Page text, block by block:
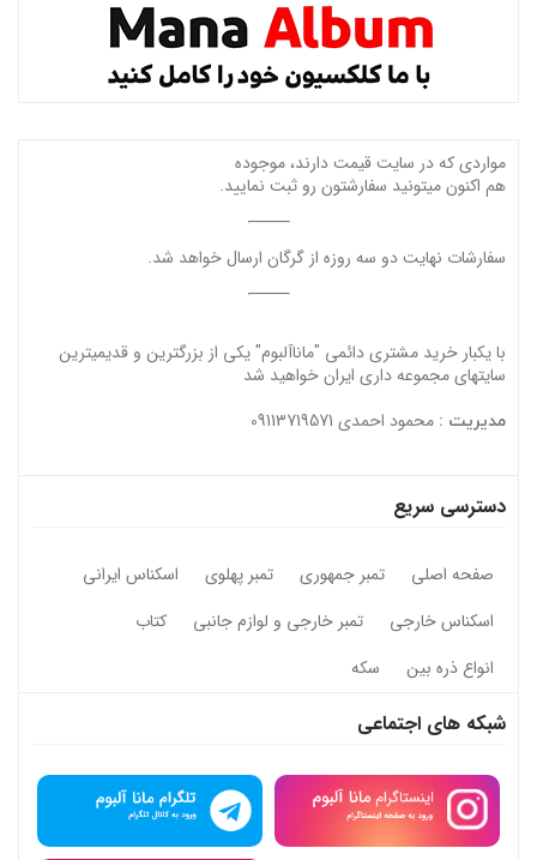
مواردی که در سایت قیمت دارند، موجوده
هم اکنون میتونید سفارشتون رو ثبت نمایید.
سفارشات نهایت دو سه روزه از گرگان ارسال خواهد شد.
با یکبار خرید مشتری دائمی "ماناآلبوم" یکی از بزرگترین و قدیمیترین
سایتهای مجموعه داری ایران خواهید شد
مدیریت : محمود احمدی 09113719571
دسترسی سریع
صفحه اصلی تمبر جمهوری تمبر پهلوی
اسکناس ایرانی
اسکناس خارجی
تمبر خارجی و لوازم جانبی
کتاب
انواع ذره بین
سکه
شبکه های اجتماعی